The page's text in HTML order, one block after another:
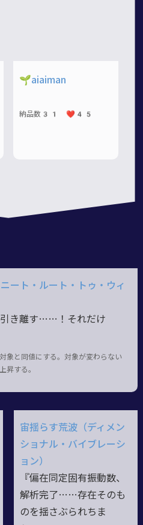
🌱aiaiman
納品数31 ❤️45
ート・ルート・トゥ・ウィ
き離す……！それだけ
象と同値にする。対象が変わらない
昇する。
宙揺らす荒波（ディメン
ショナル・バイブレーシ
ョン）
『偏在同定固有振動数、
解析完了……存在そのも
のを揺さぶられちま